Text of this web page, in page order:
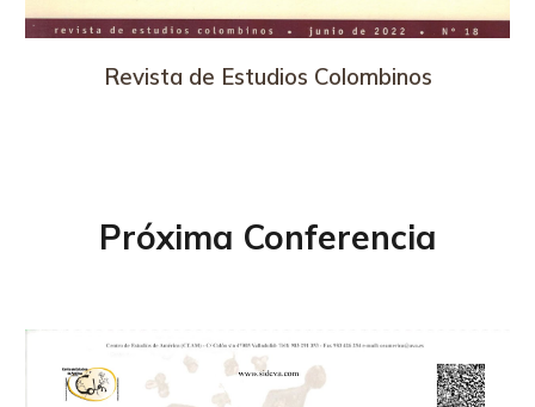
Revista de Estudios Colombinos
Próxima Conferencia